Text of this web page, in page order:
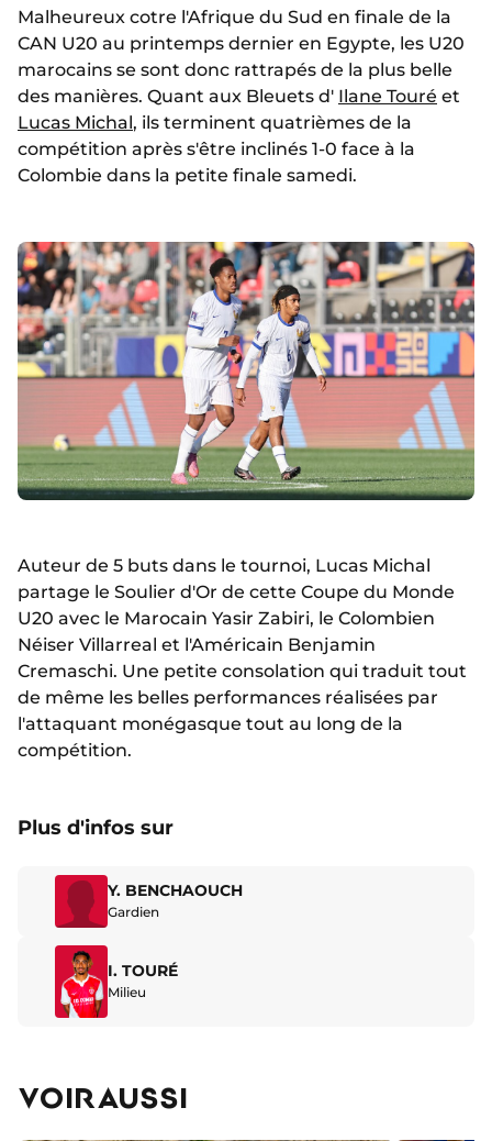
Malheureux cotre l'Afrique du Sud en finale de la
CAN U20 au printemps dernier en Egypte, les U20
marocains se sont donc rattrapés de la plus belle
des manières. Quant aux Bleuets d' Ilane Touré et
Lucas Michal, ils terminent quatrièmes de la
compétition après s'être inclinés 1-0 face à la
Colombie dans la petite finale samedi.
Auteur de 5 buts dans le tournoi, Lucas Michal
partage le Soulier d'Or de cette Coupe du Monde
U20 avec le Marocain Yasir Zabiri, le Colombien
Néiser Villarreal et l'Américain Benjamin
Cremaschi. Une petite consolation qui traduit tout
de même les belles performances réalisées par
l'attaquant monégasque tout au long de la
compétition.
Plus d'infos sur
Y. BENCHAOUCH
Gardien
I. TOURÉ
Milieu
VOIR AUSSI